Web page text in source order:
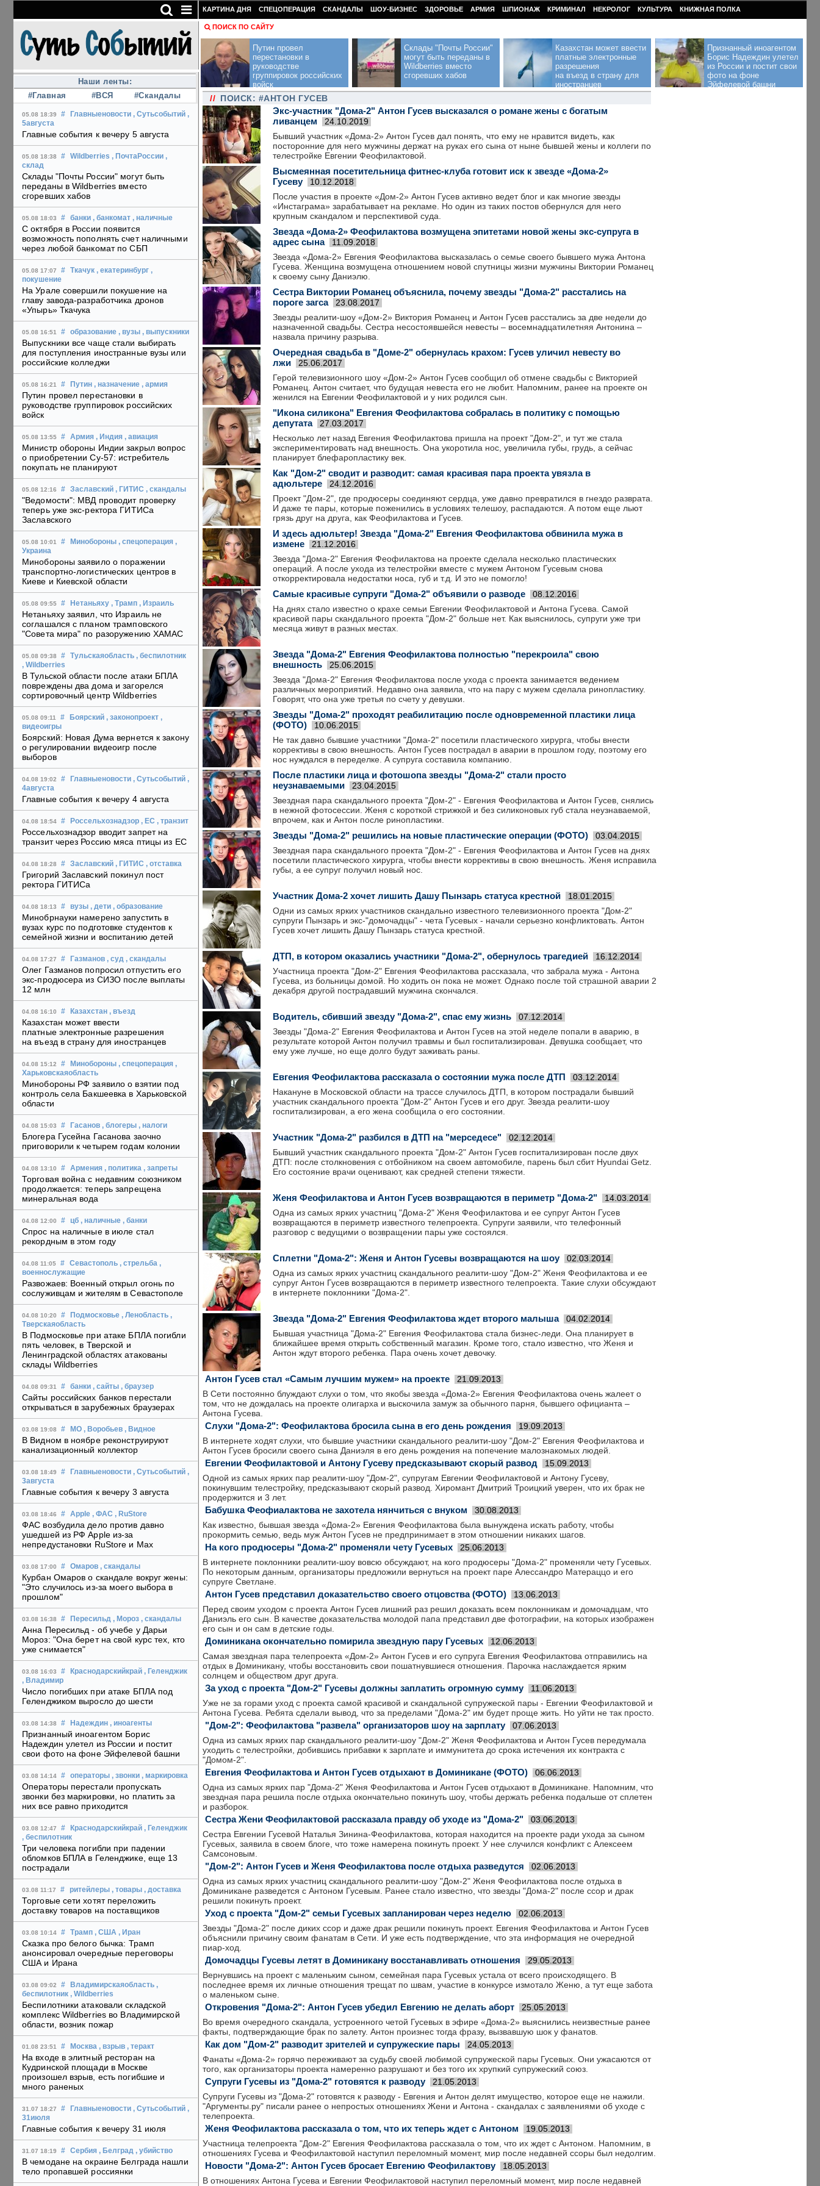
Наши ленты:
#Главная
#ВСЯ #Скандалы
05.08 18:39 # Главныеновости , Сутьсобытий ,
5августа
Главные события к вечеру 5 августа
05.08 18:38 # Wildberries , ПочтаРоссии ,
склад
Склады "Почты России" могут быть
переданы в Wildberries вместо
сгоревших хабов
05.08 18:03 # банки , банкомат , наличные
С октября в России появится
возможность пополнять счет наличными
через любой банкомат по СБП
05.08 17:07 # Ткачук , екатеринбург ,
покушение
На Урале совершили покушение на
главу завода-разработчика дронов
«Упырь» Ткачука
05.08 16:51 # образование , вузы , выпускники
Выпускники все чаще стали выбирать
для поступления иностранные вузы или
российские колледжи
05.08 16:21 # Путин , назначение , армия
Путин провел перестановки в
руководстве группировок российских
войск
05.08 13:55 # Армия , Индия , авиация
Министр обороны Индии закрыл вопрос
о приобретении Су-57: истребитель
покупать не планируют
05.08 12:16 # Заславский , ГИТИС , скандалы
"Ведомости": МВД проводит проверку
теперь уже экс-ректора ГИТИСа
Заславского
05.08 10:01 # Минобороны , спецоперация ,
Украина
Минобороны заявило о поражении
транспортно-логистических центров в
Киеве и Киевской области
05.08 09:55 # Нетаньяху , Трамп , Израиль
Нетаньяху заявил, что Израиль не
соглашался с планом трамповского
"Совета мира" по разоружению ХАМАС
05.08 09:38 # Тульскаяобласть , беспилотник
, Wildberries
В Тульской области после атаки БПЛА
повреждены два дома и загорелся
сортировочный центр Wildberries
05.08 09:11 # Боярский , законопроект ,
видеоигры
Боярский: Новая Дума вернется к закону
о регулировании видеоигр после
выборов
04.08 19:02 # Главныеновости , Сутьсобытий ,
4августа
Главные события к вечеру 4 августа
04.08 18:54 # Россельхознадзор , ЕС , транзит
Россельхознадзор вводит запрет на
транзит через Россию мяса птицы из ЕС
04.08 18:28 # Заславский , ГИТИС , отставка
Григорий Заславский покинул пост
ректора ГИТИСа
04.08 18:13 # вузы , дети , образование
Минобрнауки намерено запустить в
вузах курс по подготовке студентов к
семейной жизни и воспитанию детей
04.08 17:27 # Газманов , суд , скандалы
Олег Газманов попросил отпустить его
экс-продюсера из СИЗО после выплаты
12 млн
04.08 16:10 # Казахстан , въезд
Казахстан может ввести
платные электронные разрешения
на въезд в страну для иностранцев
04.08 15:12 # Минобороны , спецоперация ,
Харьковскаяобласть
Минобороны РФ заявило о взятии под
контроль села Бакшеевка в Харьковской
области
04.08 15:03 # Гасанов , блогеры , налоги
Блогера Гусейна Гасанова заочно
приговорили к четырем годам колонии
04.08 13:10 # Армения , политика , запреты
Торговая война с недавним союзником
продолжается: теперь запрещена
минеральная вода
04.08 12:00 # цб , наличные , банки
Спрос на наличные в июле стал
рекордным в этом году
04.08 11:05 # Севастополь , стрельба ,
военнослужащие
Развожаев: Военный открыл огонь по
сослуживцам и жителям в Севастополе
04.08 10:20 # Подмосковье , Ленобласть ,
Тверскаяобласть
В Подмосковье при атаке БПЛА погибли
пять человек, в Тверской и
Ленинградской областях атакованы
склады Wildberries
04.08 09:31 # банки , сайты , браузер
Сайты российских банков перестали
открываться в зарубежных браузерах
03.08 19:08 # МО , Воробьев , Видное
В Видном в ноябре реконструируют
канализационный коллектор
03.08 18:49 # Главныеновости , Сутьсобытий ,
3августа
Главные события к вечеру 3 августа
03.08 18:46 # Apple , ФАС , RuStore
ФАС возбудила дело против давно
ушедшей из РФ Apple из-за
непредустановки RuStore и Max
03.08 17:00 # Омаров , скандалы
Курбан Омаров о скандале вокруг жены:
"Это случилось из-за моего выбора в
прошлом"
03.08 16:38 # Пересильд , Мороз , скандалы
Анна Пересильд - об учебе у Дарьи
Мороз: "Она берет на свой курс тех, кто
уже снимается"
03.08 16:03 # Краснодарскийкрай , Геленджик
, Владимир
Число погибших при атаке БПЛА под
Геленджиком выросло до шести
03.08 14:38 # Надеждин , иноагенты
Признанный иноагентом Борис
Надеждин улетел из России и постит
свои фото на фоне Эйфелевой башни
03.08 14:14 # операторы , звонки , маркировка
Операторы перестали пропускать
звонки без маркировки, но платить за
них все равно приходится
03.08 12:47 # Краснодарскийкрай , Геленджик
, беспилотник
Три человека погибли при падении
обломков БПЛА в Геленджике, еще 13
пострадали
03.08 11:17 # ритейлеры , товары , доставка
Торговые сети хотят переложить
доставку товаров на поставщиков
03.08 10:14 # Трамп , США , Иран
Сказка про белого бычка: Трамп
анонсировал очередные переговоры
США и Ирана
03.08 09:02 # Владимирскаяобласть ,
беспилотник , Wildberries
Беспилотники атаковали складской
комплекс Wildberries во Владимирской
области, возник пожар
01.08 23:51 # Москва , взрыв , теракт
На входе в элитный ресторан на
Кудринской площади в Москве
произошел взрыв, есть погибшие и
много раненых
31.07 18:27 # Главныеновости , Сутьсобытий ,
31июля
Главные события к вечеру 31 июля
31.07 18:19 # Сербия , Белград , убийство
В чемодане на окраине Белграда нашли
тело пропавшей россиянки
КАРТИНА ДНЯ СПЕЦОПЕРАЦИЯ СКАНДАЛЫ ШОУ-БИЗНЕС ЗДОРОВЬЕ АРМИЯ ШПИОНАЖ КРИМИНАЛ НЕКРОЛОГ КУЛЬТУРА КНИЖНАЯ ПОЛКА
ПОИСК ПО САЙТУ
Путин провел
перестановки в
руководстве
группировок российских
войск
Склады "Почты России"
могут быть переданы в
Wildberries вместо
сгоревших хабов
Казахстан может ввести
платные электронные
разрешения
на въезд в страну для
иностранцев
Признанный иноагентом
Борис Надеждин улетел
из России и постит свои
фото на фоне
Эйфелевой башни
// ПОИСК: #АНТОН ГУСЕВ
Экс-участник "Дома-2" Антон Гусев высказался о романе жены с богатым
ливанцем
24.10.2019
Бывший участник «Дома-2» Антон Гусев дал понять, что ему не нравится видеть, как
посторонние для него мужчины держат на руках его сына от ныне бывшей жены и коллеги по
телестройке Евгении Феофилактовой.
Высмеянная посетительница фитнес-клуба готовит иск к звезде «Дома-2»
Гусеву
10.12.2018
После участия в проекте «Дом-2» Антон Гусев активно ведет блог и как многие звезды
«Инстаграма» зарабатывает на рекламе. Но один из таких постов обернулся для него
крупным скандалом и перспективой суда.
Звезда «Дома-2» Феофилактова возмущена эпитетами новой жены экс-супруга в
адрес сына
11.09.2018
Звезда «Дома-2» Евгения Феофилактова высказалась о семье своего бывшего мужа Антона
Гусева. Женщина возмущена отношением новой спутницы жизни мужчины Виктории Романец
к своему сыну Даниэлю.
Сестра Виктории Романец объяснила, почему звезды "Дома-2" расстались на
пороге загса
23.08.2017
Звезды реалити-шоу «Дом-2» Виктория Романец и Антон Гусев расстались за две недели до
назначенной свадьбы. Сестра несостоявшейся невесты – восемнадцатилетняя Антонина –
назвала причину разрыва.
Очередная свадьба в "Доме-2" обернулась крахом: Гусев уличил невесту во
лжи
25.06.2017
Герой телевизионного шоу «Дом-2» Антон Гусев сообщил об отмене свадьбы с Викторией
Романец. Антон считает, что будущая невеста его не любит. Напомним, ранее на проекте он
женился на Евгении Феофилактовой и у них родился сын.
"Икона силикона" Евгения Феофилактова собралась в политику с помощью
депутата
27.03.2017
Несколько лет назад Евгения Феофилактова пришла на проект "Дом-2", и тут же стала
экспериментировать над внешность. Она укоротила нос, увеличила губы, грудь, а сейчас
планирует блефаропластику век.
Как "Дом-2" сводит и разводит: самая красивая пара проекта увязла в
адюльтере
24.12.2016
Проект "Дом-2", где продюсеры соединяют сердца, уже давно превратился в гнездо разврата.
И даже те пары, которые поженились в условиях телешоу, распадаются. А потом еще льют
грязь друг на друга, как Феофилактова и Гусев.
И здесь адюльтер! Звезда "Дома-2" Евгения Феофилактова обвинила мужа в
измене
21.12.2016
Звезда "Дома-2" Евгения Феофилактова на проекте сделала несколько пластических
операций. А после ухода из телестройки вместе с мужем Антоном Гусевым снова
откорректировала недостатки носа, губ и т.д. И это не помогло!
Самые красивые супруги "Дома-2" объявили о разводе 08.12.2016
На днях стало известно о крахе семьи Евгении Феофилактовой и Антона Гусева. Самой
красивой пары скандального проекта "Дом-2" больше нет. Как выяснилось, супруги уже три
месяца живут в разных местах.
Звезда "Дома-2" Евгения Феофилактова полностью "перекроила" свою
внешность
25.06.2015
Звезда "Дома-2" Евгения Феофилактова после ухода с проекта занимается ведением
различных мероприятий. Недавно она заявила, что на пару с мужем сделала ринопластику.
Говорят, что она уже третья по счету у девушки.
Звезды "Дома-2" проходят реабилитацию после одновременной пластики лица
(ФОТО)
10.06.2015
Не так давно бывшие участники "Дома-2" посетили пластического хирурга, чтобы внести
коррективы в свою внешность. Антон Гусев пострадал в аварии в прошлом году, поэтому его
нос нуждался в переделке. А супруга составила компанию.
После пластики лица и фотошопа звезды "Дома-2" стали просто
неузнаваемыми
23.04.2015
Звездная пара скандального проекта "Дом-2" - Евгения Феофилактова и Антон Гусев, снялись
в нежной фотосессии. Женя с короткой стрижкой и без силиконовых губ стала неузнаваемой,
впрочем, как и Антон после ринопластики.
Звезды "Дома-2" решились на новые пластические операции (ФОТО) 03.04.2015
Звездная пара скандального проекта "Дом-2" - Евгения Феофилактова и Антон Гусев на днях
посетили пластического хирурга, чтобы внести коррективы в свою внешность. Женя исправила
губы, а ее супруг получил новый нос.
Участник Дома-2 хочет лишить Дашу Пынзарь статуса крестной 18.01.2015
Одни из самых ярких участников скандально известного телевизионного проекта "Дом-2"
супруги Пынзарь и экс-"домочадцы" - чета Гусевых - начали серьезно конфликтовать. Антон
Гусев хочет лишить Дашу Пынзарь статуса крестной.
ДТП, в котором оказались участники "Дома-2", обернулось трагедией 16.12.2014
Участница проекта "Дом-2" Евгения Феофилактова рассказала, что забрала мужа - Антона
Гусева, из больницы домой. Но ходить он пока не может. Однако после той страшной аварии 2
декабря другой пострадавший мужчина скончался.
Водитель, сбивший звезду "Дома-2", спас ему жизнь 07.12.2014
Звезды "Дома-2" Евгения Феофилактова и Антон Гусев на этой неделе попали в аварию, в
результате которой Антон получил травмы и был госпитализирован. Девушка сообщает, что
ему уже лучше, но еще долго будут заживать раны.
Евгения Феофилактова рассказала о состоянии мужа после ДТП 03.12.2014
Накануне в Московской области на трассе случилось ДТП, в котором пострадали бывший
участник скандального проекта "Дом-2" Антон Гусев и его друг. Звезда реалити-шоу
госпитализирован, а его жена сообщила о его состоянии.
Участник "Дома-2" разбился в ДТП на "мерседесе" 02.12.2014
Бывший участник скандального проекта "Дом-2" Антон Гусев госпитализирован после двух
ДТП: после столкновения с отбойником на своем автомобиле, парень был сбит Hyundai Getz.
Его состояние врачи оценивают, как средней степени тяжести.
Женя Феофилактова и Антон Гусев возвращаются в периметр "Дома-2" 14.03.2014
Одна из самых ярких участниц "Дома-2" Женя Феофилактова и ее супруг Антон Гусев
возвращаются в периметр известного телепроекта. Супруги заявили, что телефонный
разговор с ведущими о возвращении пары уже состоялся.
Сплетни "Дома-2": Женя и Антон Гусевы возвращаются на шоу 02.03.2014
Одна из самых ярких участниц скандального реалити-шоу "Дом-2" Женя Феофилактова и ее
супруг Антон Гусев возвращаются в периметр известного телепроекта. Такие слухи обсуждают
в интернете поклонники "Дома-2".
Звезда "Дома-2" Евгения Феофилактова ждет второго малыша 04.02.2014
Бывшая участница "Дома-2" Евгения Феофилактова стала бизнес-леди. Она планирует в
ближайшее время открыть собственный магазин. Кроме того, стало известно, что Женя и
Антон ждут второго ребенка. Пара очень хочет девочку.
Антон Гусев стал «Самым лучшим мужем» на проекте 21.09.2013
В Сети постоянно блуждают слухи о том, что якобы звезда «Дома-2» Евгения Феофилактова очень жалеет о
том, что не дождалась на проекте олигарха и выскочила замуж за обычного парня, бывшего официанта –
Антона Гусева.
Слухи "Дома-2": Феофилактова бросила сына в его день рождения 19.09.2013
В интернете ходят слухи, что бывшие участники скандального реалити-шоу "Дом-2" Евгения Феофилактова и
Антон Гусев бросили своего сына Даниэля в его день рождения на попечение малознакомых людей.
Евгении Феофилактовой и Антону Гусеву предсказывают скорый развод 15.09.2013
Одной из самых ярких пар реалити-шоу "Дом-2", супругам Евгении Феофилактовой и Антону Гусеву,
покинувшим телестройку, предсказывают скорый развод. Хиромант Дмитрий Троицкий уверен, что их брак не
продержится и 3 лет.
Бабушка Феофиалактова не захотела нянчиться с внуком 30.08.2013
Как известно, бывшая звезда «Дома-2» Евгения Феофилактова была вынуждена искать работу, чтобы
прокормить семью, ведь муж Антон Гусев не предпринимает в этом отношении никаких шагов.
На кого продюсеры "Дома-2" променяли чету Гусевых 25.06.2013
В интернете поклонники реалити-шоу вовсю обсуждают, на кого продюсеры "Дома-2" променяли чету Гусевых.
По некоторым данным, организаторы предложили вернуться на проект паре Алессандро Матераццо и его
супруге Светлане.
Антон Гусев представил доказательство своего отцовства (ФОТО) 13.06.2013
Перед своим уходом с проекта Антон Гусев лишний раз решил доказать всем поклонникам и домочадцам, что
Даниэль его сын. В качестве доказательства молодой папа представил две фотографии, на которых изображен
его сын и он сам в детские годы.
Доминикана окончательно помирила звездную пару Гусевых 12.06.2013
Самая звездная пара телепроекта «Дом-2» Антон Гусев и его супруга Евгения Феофилактова отправились на
отдых в Доминикану, чтобы восстановить свои пошатнувшиеся отношения. Парочка наслаждается ярким
солнцем и обществом друг друга.
За уход с проекта "Дом-2" Гусевы должны заплатить огромную сумму 11.06.2013
Уже не за горами уход с проекта самой красивой и скандальной супружеской пары - Евгении Феофилактовой и
Антона Гусева. Ребята сделали вывод, что за пределами "Дома-2" им будет проще жить. Но уйти не так просто.
"Дом-2": Феофилактова "развела" организаторов шоу на зарплату 07.06.2013
Одна из самых ярких пар скандального реалити-шоу "Дом-2" Женя Феофилактова и Антон Гусев передумала
уходить с телестройки, добившись прибавки к зарплате и иммунитета до срока истечения их контракта с
"Домом-2".
Евгения Феофилактова и Антон Гусев отдыхают в Доминикане (ФОТО) 06.06.2013
Одна из самых ярких пар "Дома-2" Женя Феофилактова и Антон Гусев отдыхают в Доминикане. Напомним, что
звездная пара решила после отдыха окончательно покинуть шоу, чтобы держать ребенка подальше от сплетен
и разборок.
Сестра Жени Феофилактовой рассказала правду об уходе из "Дома-2" 03.06.2013
Сестра Евгении Гусевой Наталья Зинина-Феофилактова, которая находится на проекте ради ухода за сыном
Гусевых, заявила в своем блоге, что тоже намерена покинуть проект. У нее случился конфликт с Алексеем
Самсоновым.
"Дом-2": Антон Гусев и Женя Феофилактова после отдыха разведутся 02.06.2013
Одна из самых ярких участниц скандального реалити-шоу "Дом-2" Женя Феофилактова после отдыха в
Доминикане разведется с Антоном Гусевым. Ранее стало известно, что звезды "Дома-2" после ссор и драк
решили покинуть проект.
Уход с проекта "Дом-2" семьи Гусевых запланирован через неделю 02.06.2013
Звезды "Дома-2" после диких ссор и даже драк решили покинуть проект. Евгения Феофилактова и Антон Гусев
объяснили причину своим фанатам в Сети. И уже есть подтверждение, что эта информация не очередной
пиар-ход.
Домочадцы Гусевы летят в Доминикану восстанавливать отношения 29.05.2013
Вернувшись на проект с маленьким сыном, семейная пара Гусевых устала от всего происходящего. В
последнее время их личные отношения трещат по швам, участие в конкурсе измотало Женю, а тут еще забота
о маленьком сыне.
Откровения "Дома-2": Антон Гусев убедил Евгению не делать аборт 25.05.2013
Во время очередного скандала, устроенного четой Гусевых в эфире «Дома-2» выяснились неизвестные ранее
факты, подтверждающие брак по залету. Антон произнес тогда фразу, вызвавшую шок у фанатов.
Как дом "Дом-2" разводит зрителей и супружеские пары 24.05.2013
Фанаты «Дома-2» горячо переживают за судьбу своей любимой супружеской пары Гусевых. Они ужасаются от
того, как организаторы проекта намеренно разрушают и без того их хрупкий супружеский союз.
Супруги Гусевы из "Дома-2" готовятся к разводу 21.05.2013
Супруги Гусевы из "Дома-2" готовятся к разводу - Евгения и Антон делят имущество, которое еще не нажили.
"Аргументы.ру" писали ранее о непростых отношениях Жени и Антона - скандалах с заявлениями об уходе с
телепроекта.
Женя Феофилактова рассказала о том, что их теперь ждет с Антоном 19.05.2013
Участница телепроекта "Дом-2" Евгения Феофилактова рассказала о том, что их ждет с Антоном. Напомним, в
отношениях Гусева и Феофилактовой наступил переломный момент, мир после недавней ссоры был недолгим.
Новости "Дома-2": Антон Гусев бросает Евгению Феофилактову 18.05.2013
В отношениях Антона Гусева и Евгении Феофилактовой наступил переломный момент, мир после недавней